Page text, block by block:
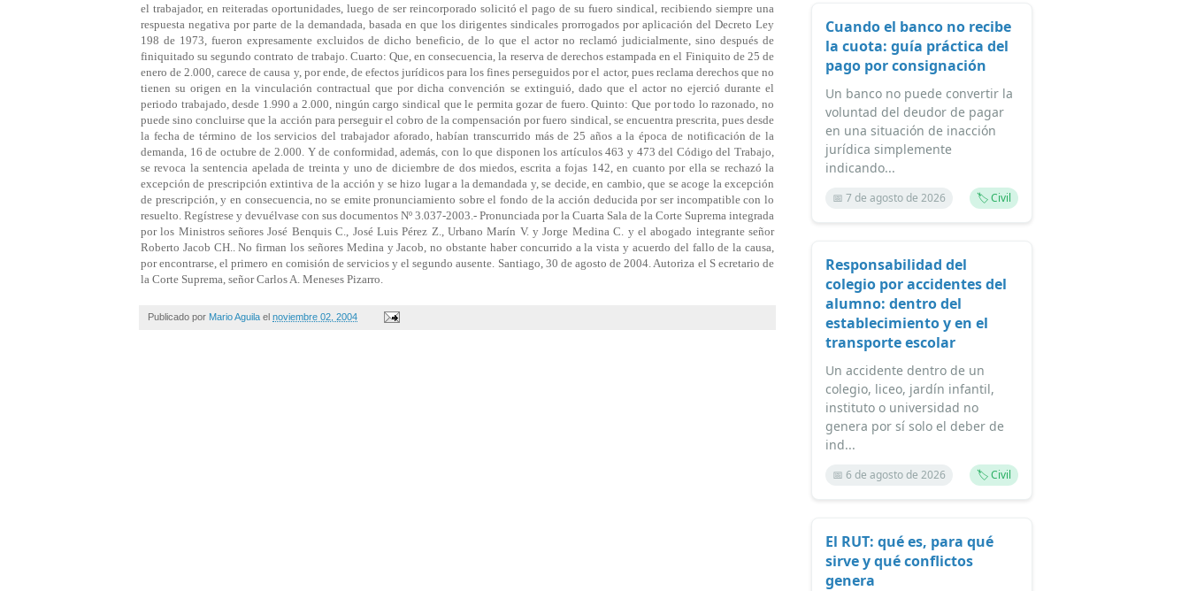
el trabajador, en reiteradas oportunidades, luego de ser reincorporado solicitó el pago de su fuero sindical, recibiendo siempre una
respuesta negativa por parte de la demandada, basada en que los dirigentes sindicales prorrogados por aplicación del Decreto Ley
198 de 1973, fueron expresamente excluidos de dicho beneficio, de lo que el actor no reclamó judicialmente, sino después de
finiquitado su segundo contrato de trabajo. Cuarto: Que, en consecuencia, la reserva de derechos estampada en el Finiquito de 25 de
enero de 2.000, carece de causa y, por ende, de efectos jurídicos para los fines perseguidos por el actor, pues reclama derechos que no
tienen su origen en la vinculación contractual que por dicha convención se extinguió, dado que el actor no ejerció durante el
periodo trabajado, desde 1.990 a 2.000, ningún cargo sindical que le permita gozar de fuero. Quinto: Que por todo lo razonado, no
puede sino concluirse que la acción para perseguir el cobro de la compensación por fuero sindical, se encuentra prescrita, pues desde
la fecha de término de los servicios del trabajador aforado, habían transcurrido más de 25 años a la época de notificación de la
demanda, 16 de octubre de 2.000. Y de conformidad, además, con lo que disponen los artículos 463 y 473 del Código del Trabajo,
se revoca la sentencia apelada de treinta y uno de diciembre de dos miedos, escrita a fojas 142, en cuanto por ella se rechazó la
excepción de prescripción extintiva de la acción y se hizo lugar a la demandada y, se decide, en cambio, que se acoge la excepción
de prescripción, y en consecuencia, no se emite pronunciamiento sobre el fondo de la acción deducida por ser incompatible con lo
resuelto. Regístrese y devuélvase con sus documentos Nº 3.037-2003.- Pronunciada por la Cuarta Sala de la Corte Suprema integrada
por los Ministros señores José Benquis C., José Luis Pérez Z., Urbano Marín V. y Jorge Medina C. y el abogado integrante señor
Roberto Jacob CH.. No firman los señores Medina y Jacob, no obstante haber concurrido a la vista y acuerdo del fallo de la causa,
por encontrarse, el primero en comisión de servicios y el segundo ausente. Santiago, 30 de agosto de 2004. Autoriza el S ecretario de
la Corte Suprema, señor Carlos A. Meneses Pizarro.
Publicado por Mario Aguila el noviembre 02, 2004
Cuando el banco no recibe
la cuota: guía práctica del
pago por consignación
Un banco no puede convertir la
voluntad del deudor de pagar
en una situación de inacción
jurídica simplemente
indicando...
📅 7 de agosto de 2026 🏷️ Civil
Responsabilidad del
colegio por accidentes del
alumno: dentro del
establecimiento y en el
transporte escolar
Un accidente dentro de un
colegio, liceo, jardín infantil,
instituto o universidad no
genera por sí solo el deber de
ind...
📅 6 de agosto de 2026 🏷️ Civil
El RUT: qué es, para qué
sirve y qué conflictos
genera